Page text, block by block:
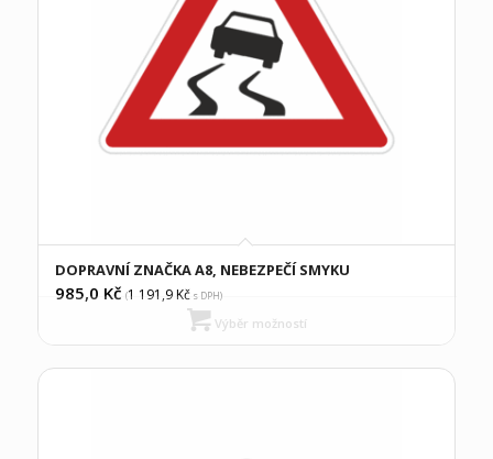
DOPRAVNÍ ZNAČKA A8, NEBEZPEČÍ SMYKU
985,0 Kč (1 191,9Kčs DPH)
Výběr možností